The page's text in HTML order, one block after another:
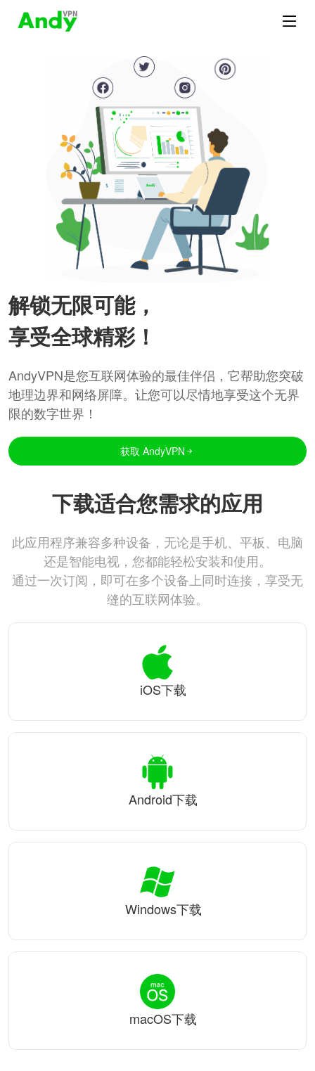
解锁无限可能，
享受全球精彩！
AndyVPN是您互联网体验的最佳伴侣，它帮助您突破
地理边界和网络屏障。让您可以尽情地享受这个无界
限的数字世界！
获取 AndyVPN
下载适合您需求的应用
此应用程序兼容多种设备，无论是手机、平板、电脑
还是智能电视，您都能轻松安装和使用。
通过一次订阅，即可在多个设备上同时连接，享受无
缝的互联网体验。
iOS下载
Android下载
Windows下载
macOS下载